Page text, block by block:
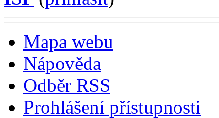
Mapa webu
Nápověda
Odběr RSS
Prohlášení přístupnosti